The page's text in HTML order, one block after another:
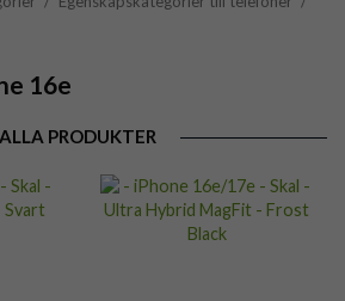
16e
ALLA PRODUKTER